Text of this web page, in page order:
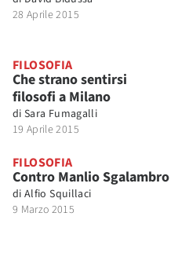
28 Aprile 2015
FILOSOFIA
Che strano sentirsi
filosofi a Milano
di Sara Fumagalli
19 Aprile 2015
FILOSOFIA
Contro Manlio Sgalambro
di Alfio Squillaci
9 Marzo 2015